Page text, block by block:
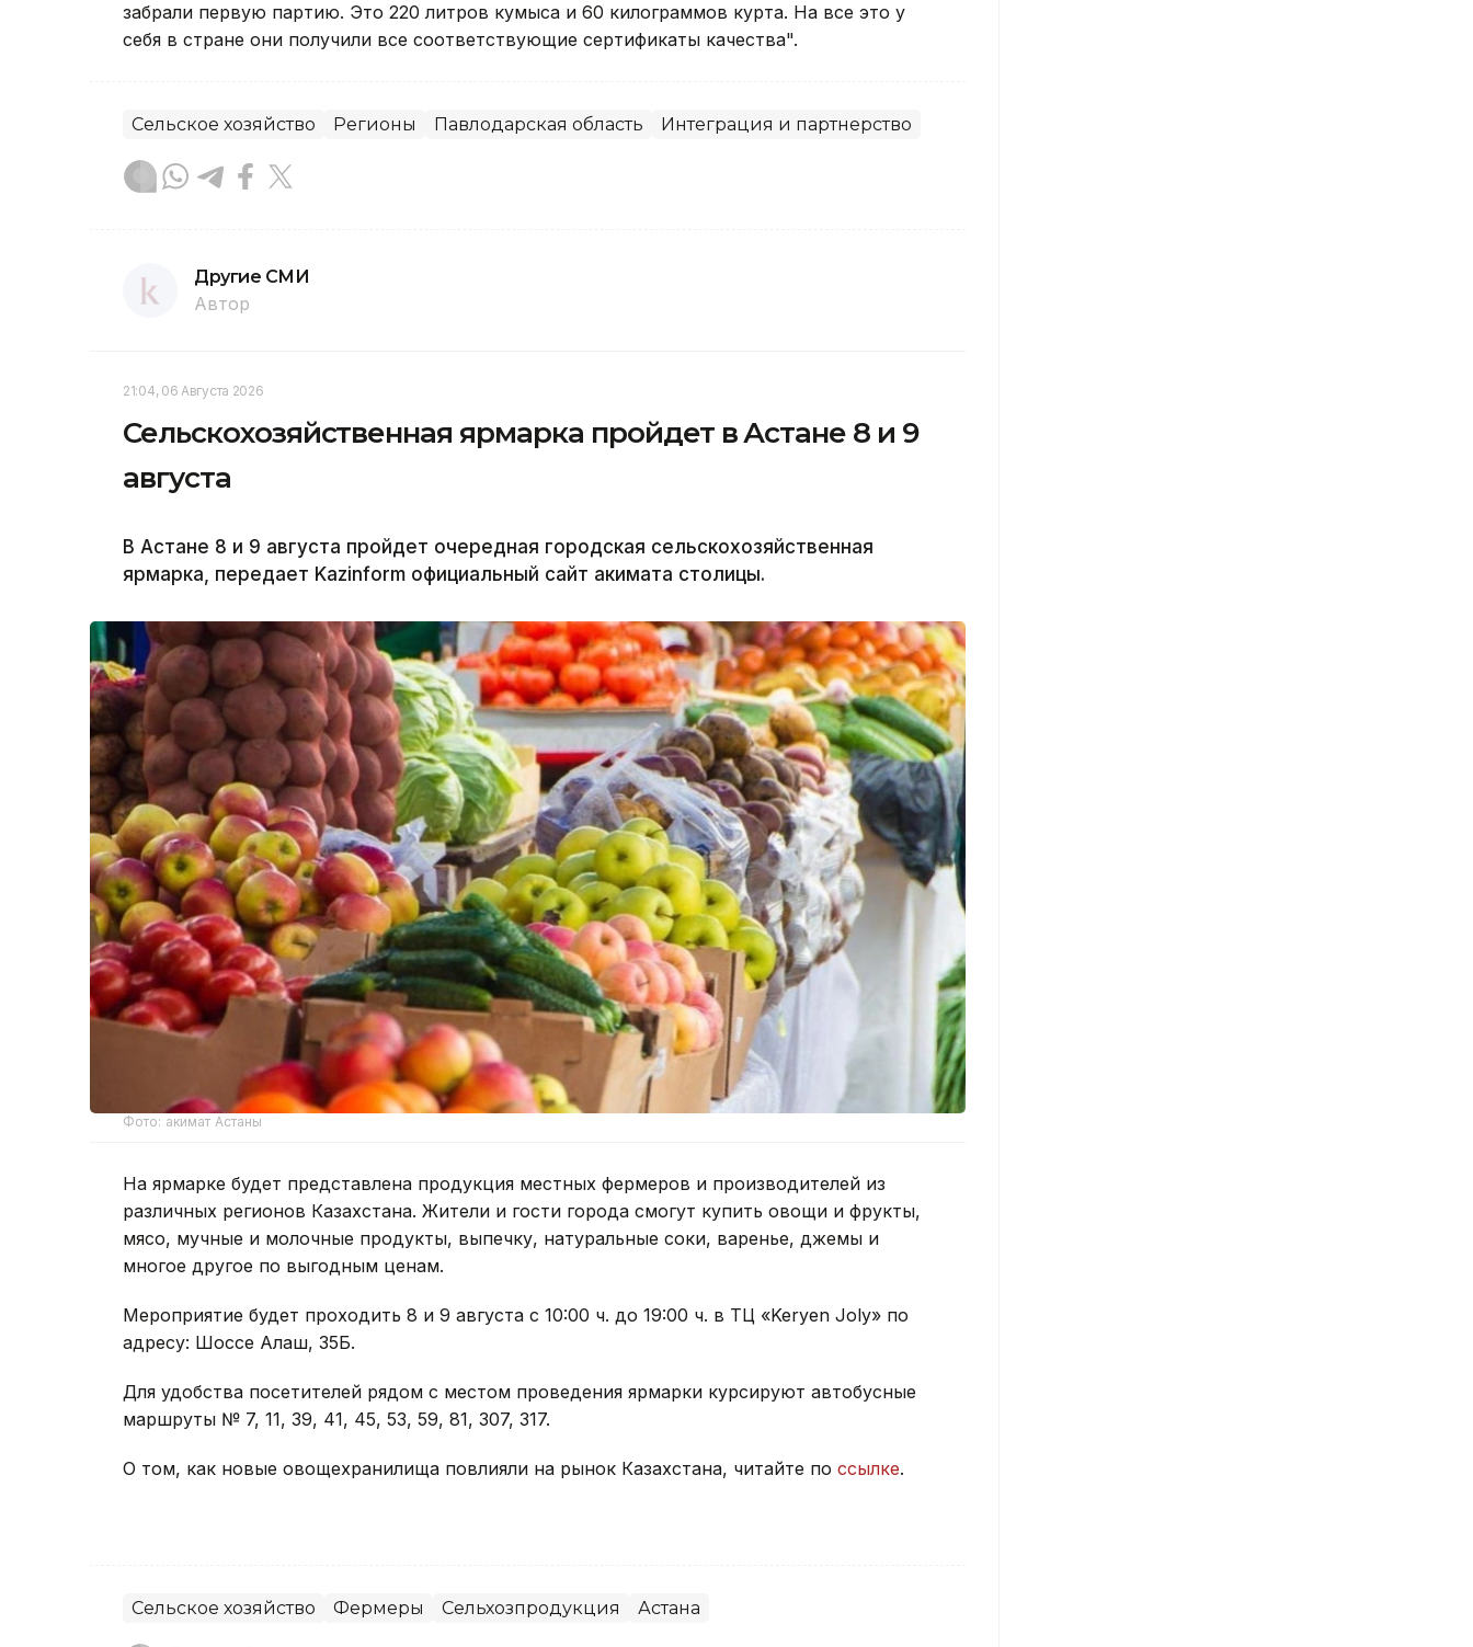
забрали первую партию. Это 220 литров кумыса и 60 килограммов курта. На все это у
себя в стране они получили все соответствующие сертификаты качества".
Сельское хозяйство Регионы Павлодарская область Интеграция и партнерство
Другие СМИ
Автор
21:04, 06 Августа 2026
Сельскохозяйственная ярмарка пройдет в Астане 8 и 9
августа
В Астане 8 и 9 августа пройдет очередная городская сельскохозяйственная
ярмарка, передает Kazinform официальный сайт акимата столицы.
Фото: акимат Астаны
На ярмарке будет представлена продукция местных фермеров и производителей из
различных регионов Казахстана. Жители и гости города смогут купить овощи и фрукты,
мясо, мучные и молочные продукты, выпечку, натуральные соки, варенье, джемы и
многое другое по выгодным ценам.
Мероприятие будет проходить 8 и 9 августа с 10:00 ч. до 19:00 ч. в ТЦ «Keryen Joly» по
адресу: Шоссе Алаш, 35Б.
Для удобства посетителей рядом с местом проведения ярмарки курсируют автобусные
маршруты № 7, 11, 39, 41, 45, 53, 59, 81, 307, 317.
О том, как новые овощехранилища повлияли на рынок Казахстана, читайте по ссылке.
Сельское хозяйство Фермеры Сельхозпродукция Астана